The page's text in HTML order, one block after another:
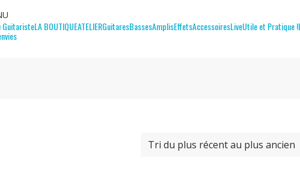
GuitaristeLA BOUTIQUEATELIERGuitaresBassesAmplisEffetsAccessoiresLiveUtile et Pratique !